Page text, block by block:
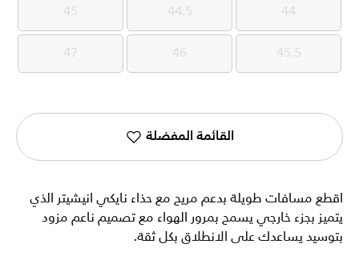
44
44
44.5
44.5
45
45
45.5
45.5
46
46
47
47
القائمة المفضلة
اقطع مسافات طويلة بدعم مريح مع حذاء نايكي انيشيتر الذي
يتميز بجزء خارجي يسمح بمرور الهواء مع تصميم ناعم مزود
بتوسيد يساعدك على الانطلاق بكل ثقة.